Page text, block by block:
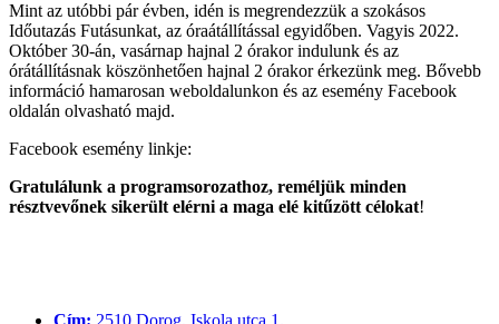
Mint az utóbbi pár évben, idén is megrendezzük a szokásos
Időutazás Futásunkat, az óraátállítással egyidőben. Vagyis 2022.
Október 30-án, vasárnap hajnal 2 órakor indulunk és az
órátállításnak köszönhetően hajnal 2 órakor érkezünk meg. Bővebb
információ hamarosan weboldalunkon és az esemény Facebook
oldalán olvasható majd.
Facebook esemény linkje:
Gratulálunk a programsorozathoz, reméljük minden
résztvevőnek sikerült elérni a maga elé kitűzött célokat!
Cím: 2510 Dorog, Iskola utca 1.